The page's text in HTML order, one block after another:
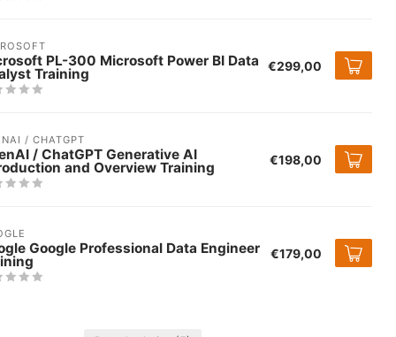
PL-300 Microsoft Power BI Data
Training €299,00
/ CHATGPT
/ ChatGPT Generative AI
and Overview Training €198,00
Google Professional Data Engineer €179,00